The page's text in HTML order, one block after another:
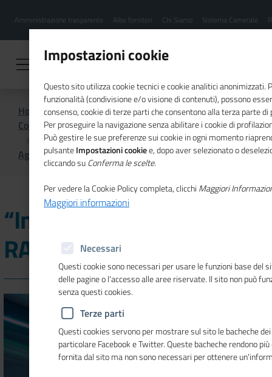
contenuto
Menu
hamburgher
Amministrazione trasparente Albo fornitori Chi Siamo Sistema Camerale
Home
Comunicazione istituzionale per il sistema camerale
Agenda
“Investire in Italia: IL RAPPORTO BEI”
“Investire in Italia: IL
RAPPORTO BEI”
Impostazioni cookie
Questo sito utilizza cookie tecnici e cookie analitici anonimizzati.
funzionalità (condivisione e/o visione di contenuti), possono
consenso, cookie di terze parti che consentono alla terza parte
Per proseguire la navigazione senza abilitare i cookie di
Può gestire le sue preferenze sui cookie in ogni momento
pulsanteImpostazioni cookiee, dopo aver selezionato o
cliccando suConferma le scelte.
Per vedere la Cookie Policy completa, clicchi Maggiori
Maggiori informazioni
Necessari
Questi cookie sono necessari per usare le funzioni base del
delle pagine o l'accesso alle aree riservate. Il sito non può
senza questi cookies.
Terze parti
Questi cookies servono per mostrare sul sito le bacheche
particolare Facebook e Twitter. Queste bacheche rendono
fornita dal sito ma non sono necessari per ottenere